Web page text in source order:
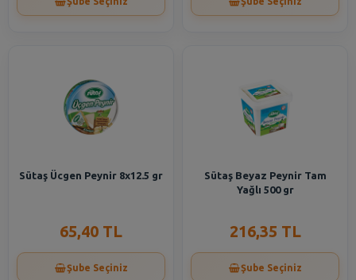
Sütaş Ücgen Peynir 8x12.5 gr
65,40 TL
Şube Seçiniz
Sütaş Beyaz Peynir Tam
Yağlı 500 gr
216,35 TL
Şube Seçiniz